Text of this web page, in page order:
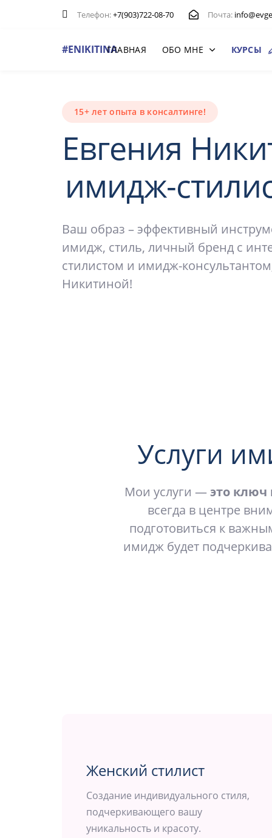
Телефон:+7(903)722-08-70 Почта:
#ENIKITINAГЛАВНАЯ ОБО МНЕ КУРСЫ
15+ лет опыта в консалтинге!
Евгения
имидж-
Ваш образ – эффективный
имидж, стиль, личный бренд с
стилистом и имидж-
Никитиной!
Услуги
Мои услуги —это ключ
всегда в центре
подготовиться к
имидж будет
Женский стилист
Создание индивидуального стиля,
подчеркивающего вашу
уникальность и красоту.